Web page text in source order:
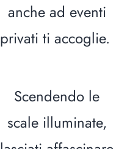
anche ad eventi
privati ti accoglie.
Scendendo le
scale illuminate,